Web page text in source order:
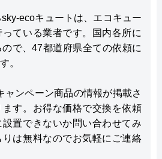
ecoキュートは、エコキュー
っている業者です。国内各所に
で、47都道府県全ての依頼に
。
ャンペーン商品の情報が掲載さ
す。お得な価格で交換を依頼
置できないか問い合わせてみ
は無料なのでお気軽にご連絡